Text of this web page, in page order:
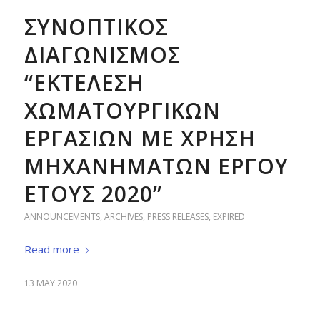
ΣΥΝΟΠΤΙΚΟΣ
ΔΙΑΓΩΝΙΣΜΟΣ
“ΕΚΤΕΛΕΣΗ
ΧΩΜΑΤΟΥΡΓΙΚΩΝ
ΕΡΓΑΣΙΩΝ ΜΕ ΧΡΗΣΗ
ΜΗΧΑΝΗΜΑΤΩΝ ΕΡΓΟΥ
ΕΤΟΥΣ 2020”
ANNOUNCEMENTS, ARCHIVES, PRESS RELEASES, EXPIRED
Read more
13 MAY 2020